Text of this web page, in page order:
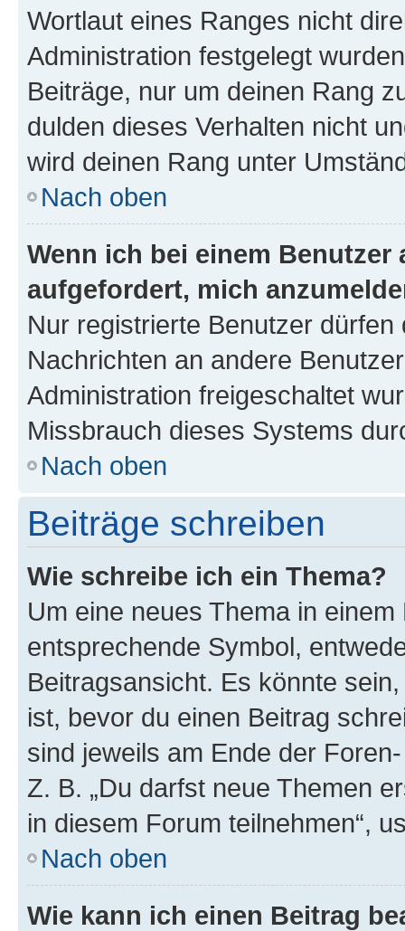
Wortlaut eines Ranges nicht
Administration festgelegt
Beiträge, nur um deinen Rang
dulden dieses Verhalten nicht
wird deinen Rang unter
Nach oben
Wenn ich bei einem
aufgefordert, mich
Nur registrierte Benutzer
Nachrichten an andere
Administration freigeschaltet
Missbrauch dieses Systems
Nach oben
Beiträge schreiben
Wie schreibe ich ein Thema?
Um eine neues Thema in
entsprechende Symbol,
Beitragsansicht. Es könnte
ist, bevor du einen Beitrag
sind jeweils am Ende der
Z. B. „Du darfst neue Themen
in diesem Forum teilnehmen“,
Nach oben
Wie kann ich einen Beitrag